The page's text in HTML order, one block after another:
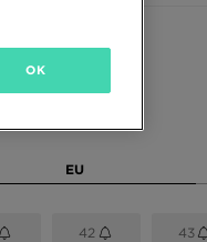
EU
42 43
OK